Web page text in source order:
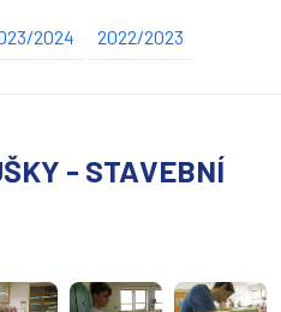
2024
2022/2023
- STAVEBNÍ